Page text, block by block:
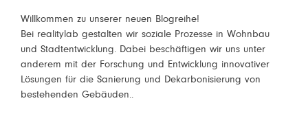
Willkommen zu unserer neuen Blogreihe!
Bei realitylab gestalten wir soziale Prozesse in Wohnbau
und Stadtentwicklung. Dabei beschäftigen wir uns unter
anderem mit der Forschung und Entwicklung innovativer
Lösungen für die Sanierung und Dekarbonisierung von
bestehenden Gebäuden..